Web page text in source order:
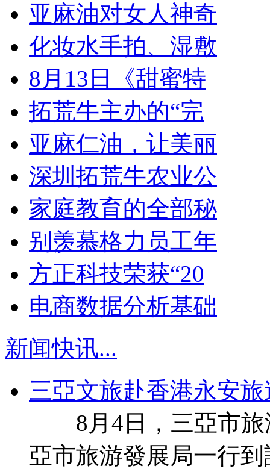
亚麻油对女人神奇
化妆水手拍、湿敷
8月13日《甜蜜特
拓荒牛主办的“完
亚麻仁油，让美丽
深圳拓荒牛农业公
家庭教育的全部秘
别羡慕格力员工年
方正科技荣获“20
电商数据分析基础
新闻快讯...
三亞文旅赴香港永安
8月4日，三亞市旅
亞市旅游發展局一行